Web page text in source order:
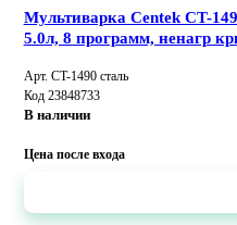
Мультиварка Centek CT-
5.0л, 8 программ, ненагр
Арт. CT-1490 сталь
Код 23848733
В наличии
Цена после входа